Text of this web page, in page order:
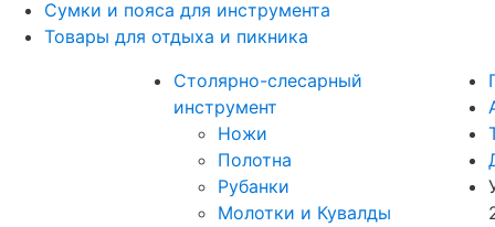
Сумки и пояса для инструмента
Товары для отдыха и пикника
Столярно-слесарный
инструмент
Ножи
Полотна
Рубанки
Молотки и Кувалды